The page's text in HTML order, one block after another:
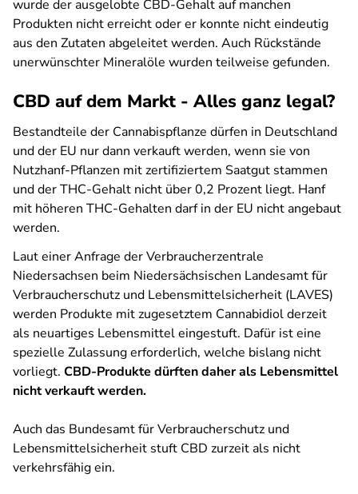
wurde der ausgelobte CBD-Gehalt auf manchen
Produkten nicht erreicht oder er konnte nicht eindeutig
aus den Zutaten abgeleitet werden. Auch Rückstände
unerwünschter Mineralöle wurden teilweise gefunden.
CBD auf dem Markt - Alles ganz legal?
Bestandteile der Cannabispflanze dürfen in Deutschland
und der EU nur dann verkauft werden, wenn sie von
Nutzhanf-Pflanzen mit zertifiziertem Saatgut stammen
und der THC-Gehalt nicht über 0,2 Prozent liegt. Hanf
mit höheren THC-Gehalten darf in der EU nicht angebaut
werden.
Laut einer Anfrage der Verbraucherzentrale
Niedersachsen beim Niedersächsischen Landesamt für
Verbraucherschutz und Lebensmittelsicherheit (LAVES)
werden Produkte mit zugesetztem Cannabidiol derzeit
als neuartiges Lebensmittel eingestuft. Dafür ist eine
spezielle Zulassung erforderlich, welche bislang nicht
vorliegt. CBD-Produkte dürften daher als Lebensmittel
nicht verkauft werden.
Auch das Bundesamt für Verbraucherschutz und
Lebensmittelsicherheit stuft CBD zurzeit als nicht
verkehrsfähig ein.